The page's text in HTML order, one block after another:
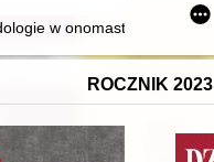
w onomastyce a kultura
ROCZNIK 2023